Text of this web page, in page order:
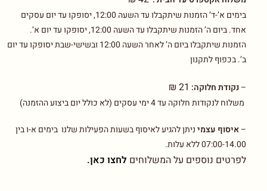
בימים א’-ד’ הזמנות שיתקבלו עד השעה 12:00, יסופקו עד יום עסקים
אחד. ביום ה’ הזמנות שיתקבלו עד השעה 12:00, יסופקו עד יום א’.
הזמנות שיתקבלו ביום ה’ לאחר השעה 12:00 ובשישי-שבת יסופקו עד יום
ב’. בכפוף לתקנון
–נקודת חלוקה: 21 ₪
משלוח לנקודות חלוקה עד 4 ימי עסקים (לא כולל יום ביצוע ההזמנה)
–איסוף עצמיניתן להגיע לאיסוף בשעות הפעילות שלנו בימים א-ו בין
07:00-14.00 ללא עלות.
לפרטים נוספים על המשלוחים לחצו כאן.